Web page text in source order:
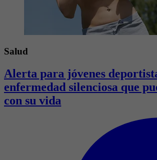
Salud
Alerta para jóvenes
enfermedad silenciosa que
con su vida